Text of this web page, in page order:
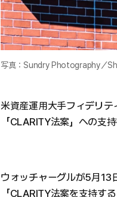
写真：Sundry Photography／
米資産運用大手フィデリ
「CLARITY法案」への支
ウォッチャーグルが5月13
「CLARITY法案を支持す